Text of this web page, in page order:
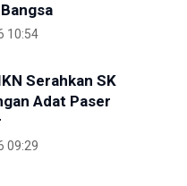
10:54
Serahkan SK
Adat Paser
09:29